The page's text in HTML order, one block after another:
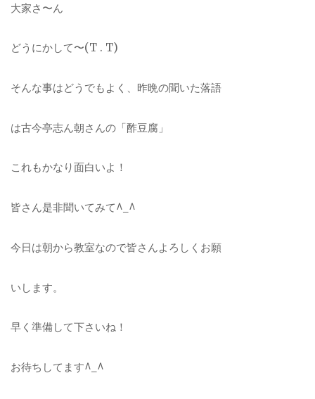
大家さ〜ん
どうにかして〜(T . T)
そんな事はどうでもよく、昨晩の聞いた落語
は古今亭志ん朝さんの「酢豆腐」
これもかなり面白いよ！
皆さん是非聞いてみて^_^
今日は朝から教室なので皆さんよろしくお願
いします。
早く準備して下さいね！
お待ちしてます^_^